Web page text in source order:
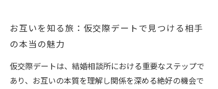
お互いを知る旅：仮交際デートで見つける相手
の本当の魅力
仮交際デートは、結婚相談所における重要なステップで
あり、お互いの本質を理解し関係を深める絶好の機会で